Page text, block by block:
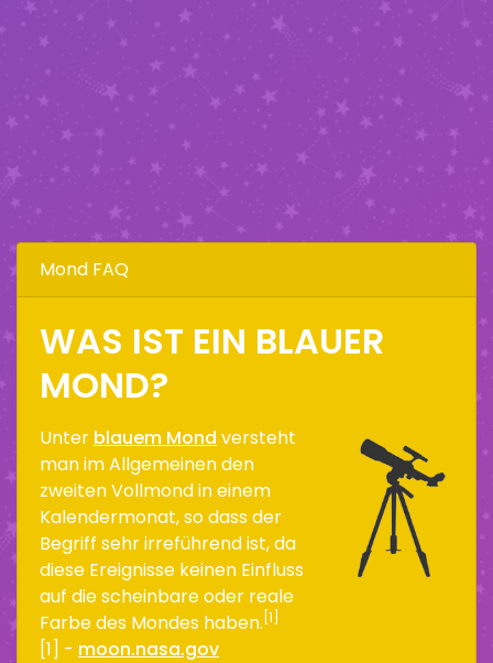
Mond FAQ
WAS IST EIN BLAUER
MOND?
Unter blauem Mond versteht
man im Allgemeinen den
zweiten Vollmond in einem
Kalendermonat, so dass der
Begriff sehr irreführend ist, da
diese Ereignisse keinen Einfluss
auf die scheinbare oder reale
Farbe des Mondes haben. [1]
[1] - moon.nasa.gov